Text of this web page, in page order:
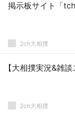
掲示板サイト「
2ch大相撲
【大相撲実況&雑
2ch大相撲